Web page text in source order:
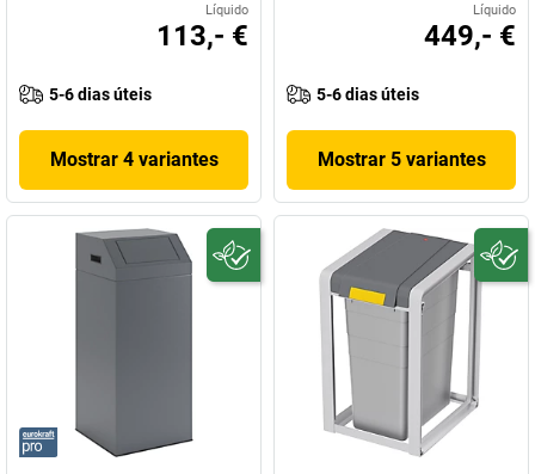
Líquido
113,- €
5-6 dias úteis
Mostrar 4 variantes
Líquido
449,- €
5-6 dias úteis
Mostrar 5 variantes